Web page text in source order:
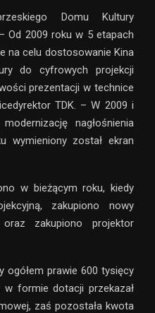
Domu Kultury
Od 2009 roku w 5 etapach
na celu dostosowanie Kina
do cyfrowych projekcji
prezentacji w technice
TDK. – W 2009 i
nagłośnienia
wymieniony został ekran
w bieżącym roku, kiedy
zakupiono nowy
zakupiono projektor
ogółem prawie 600 tysięcy
formie dotacji przekazał
zaś pozostała kwota